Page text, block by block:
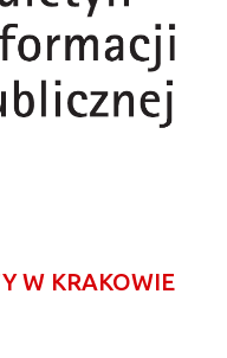
W KRAKOWIE